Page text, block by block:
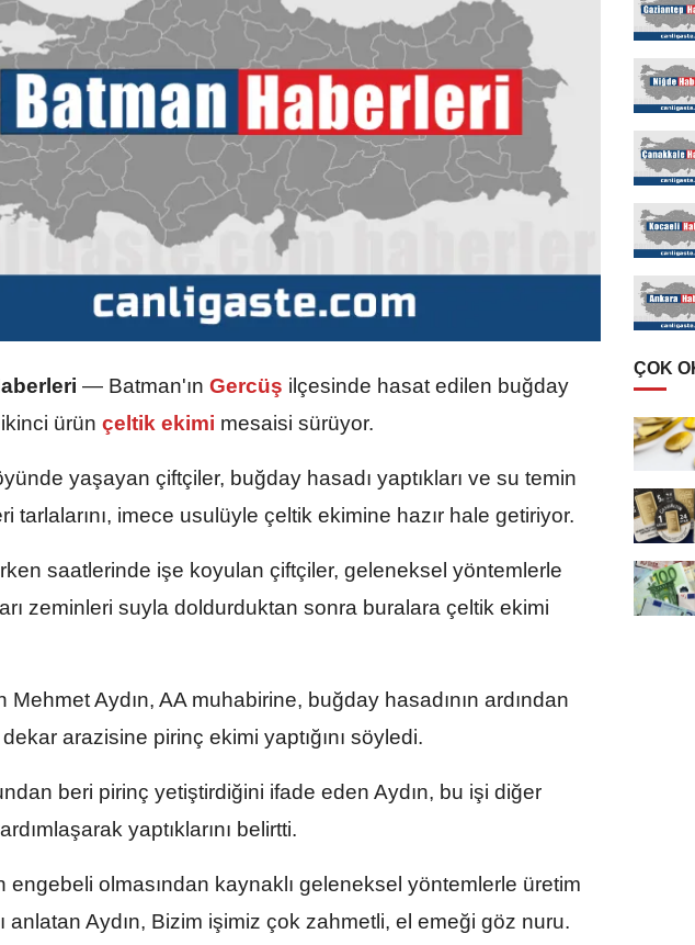
— Batman'ın Gercüş ilçesinde hasat edilen buğday
ürün çeltik ekimi mesaisi sürüyor.
yaşayan çiftçiler, buğday hasadı yaptıkları ve su temin
tarlalarını, imece usulüyle çeltik ekimine hazır hale getiriyor.
saatlerinde işe koyulan çiftçiler, geleneksel yöntemlerle
zeminleri suyla doldurduktan sonra buralara çeltik ekimi
Mehmet Aydın, AA muhabirine, buğday hasadının ardından
arazisine pirinç ekimi yaptığını söyledi.
beri pirinç yetiştirdiğini ifade eden Aydın, bu işi diğer
yaptıklarını belirtti.
engebeli olmasından kaynaklı geleneksel yöntemlerle üretim
anlatan Aydın, Bizim işimiz çok zahmetli, el emeği göz nuru.
ÇOK